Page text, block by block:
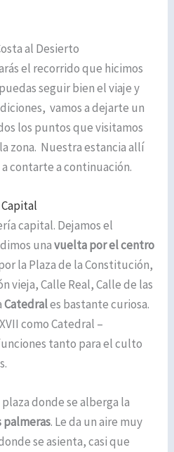
al Desierto
el recorrido que hicimos
seguir bien el viaje y
vamos a dejarte un
los puntos que visitamos
zona. Nuestra estancia allí
contarte a continuación.
capital. Dejamos el
unavuelta por el centro
la Plaza de la Constitución,
vieja, Calle Real, Calle de las
Catedrales bastante curiosa.
como Catedral –
tanto para el culto
donde se alberga la
palmeras. Le da un aire muy
se asienta, casi que